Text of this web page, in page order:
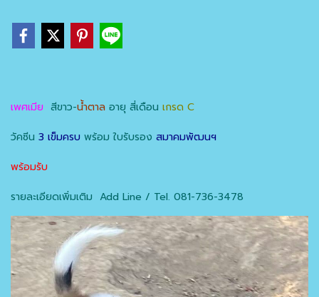
เพศเมีย สีขาว-น้ำตาล อายุ สี่เดือน เกรด C
วัคซีน 3 เข็มครบ พร้อม ใบรับรอง สมาคมพัฒนฯ
พร้อมรับ
รายละเอียดเพิ่มเติม Add Line / Tel. 081-736-3478